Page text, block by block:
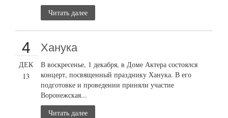
Читать далее
4
ДЕК
13
Ханука
В воскресенье, 1 декабря, в Доме Актера состоялся
концерт, посвященный празднику Ханука. В его
подготовке и проведении приняли участие
Воронежская...
Читать далее